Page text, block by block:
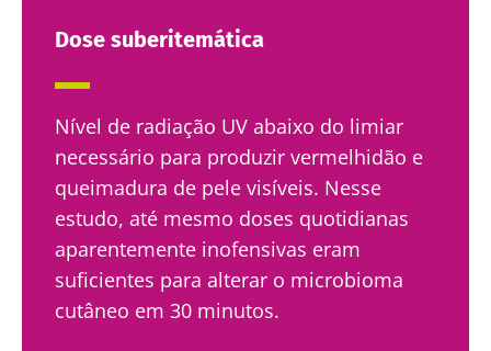
Dose suberitemática
Nível de radiação UV abaixo do limiar
necessário para produzir vermelhidão e
queimadura de pele visíveis. Nesse
estudo, até mesmo doses quotidianas
aparentemente inofensivas eram
suficientes para alterar o microbioma
cutâneo em 30 minutos.
Mantenha-se
informado
Junte-se à comunidade da microbiota e
se manter atualizado com as últimas notícias
sobre a microbiota.